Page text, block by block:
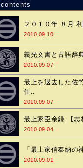
contents
２０１０年 ８月
2010.09.10
義光文書と古語辞
2010.09.07
最上を退去した佐
仕..
2010.09.07
最上家臣余録 【
2010.09.04
「最上家信奉納の
2010.09.01